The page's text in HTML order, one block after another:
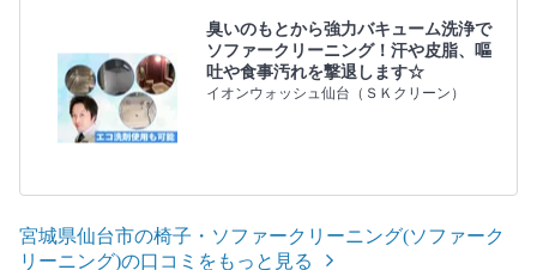
臭いのもとから強力バキューム洗浄で
ソファークリーニング！汗や皮脂、嘔
吐や食事汚れを撃退します☆
イオンウォッシュ仙台（ＳＫクリーン）
宮城県仙台市の椅子・ソファークリーニング(ソファーク
リーニング)の口コミをもっと見る